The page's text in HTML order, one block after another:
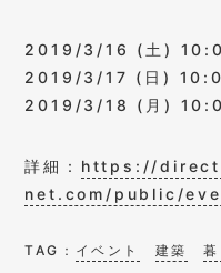
2019/3/16 (土)
2019/3/17 (日)
2019/3/18 (月)
詳細： https://
net.com/public/
TAG： イベント 建築 暮